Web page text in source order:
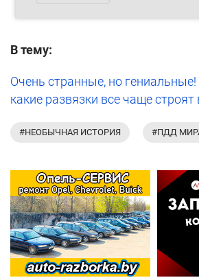
В тему:
Очень странные, но
какие развязки все чаще
#НЕОБЫЧНАЯ ИСТОРИЯ #ПДД